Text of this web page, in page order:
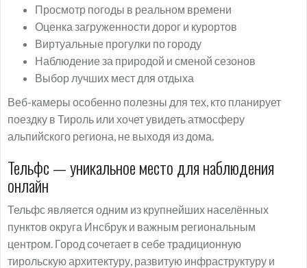
Просмотр погоды в реальном времени
Оценка загруженности дорог и курортов
Виртуальные прогулки по городу
Наблюдение за природой и сменой сезонов
Выбор лучших мест для отдыха
Веб-камеры особенно полезны для тех, кто планирует
поездку в Тироль или хочет увидеть атмосферу
альпийского региона, не выходя из дома.
Тельфс — уникальное место для наблюдения
онлайн
Тельфс является одним из крупнейших населённых
пунктов округа Инсбрук и важным региональным
центром. Город сочетает в себе традиционную
тирольскую архитектуру, развитую инфраструктуру и